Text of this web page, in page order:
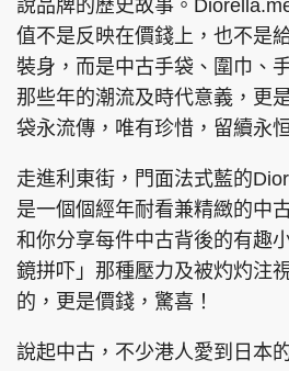
頭條搵工 EDUPLUS
關於我們
聯絡我們
隱私政策聲明
使用條款
版權及免
Copyright © 東周網 版權所有 . 不
©Eastweek.com.hk. All rights
說品牌的歷史故事。
值不是反映在價錢上，也不是
裝身，而是中古手袋、圍巾、
那些年的潮流及時代意義，更
袋永流傳，唯有珍惜，留續永
走進利東街，門面法式藍的
是一個個經年耐看兼精緻的中
和你分享每件中古背後的有趣
鏡拼吓」那種壓力及被灼灼注
的，更是價錢，驚喜！
說起中古，不少港人愛到日本